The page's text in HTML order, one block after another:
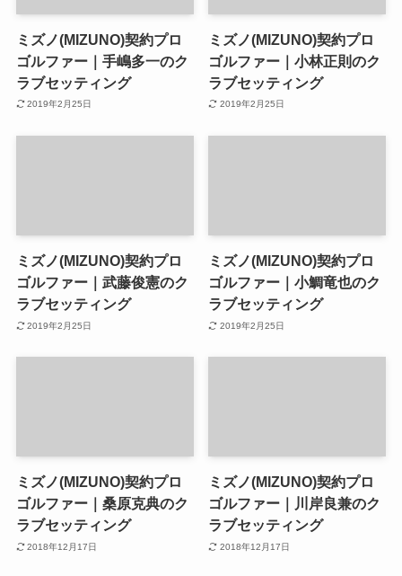
ミズノ(MIZUNO)契約プロ
ゴルファー｜手嶋多一のク
ラブセッティング
2019年2月25日
ミズノ(MIZUNO)契約プロ
ゴルファー｜小林正則のク
ラブセッティング
2019年2月25日
ミズノ(MIZUNO)契約プロ
ゴルファー｜武藤俊憲のク
ラブセッティング
2019年2月25日
ミズノ(MIZUNO)契約プロ
ゴルファー｜小鯛竜也のク
ラブセッティング
2019年2月25日
ミズノ(MIZUNO)契約プロ
ゴルファー｜桑原克典のク
ラブセッティング
2018年12月17日
ミズノ(MIZUNO)契約プロ
ゴルファー｜川岸良兼のク
ラブセッティング
2018年12月17日